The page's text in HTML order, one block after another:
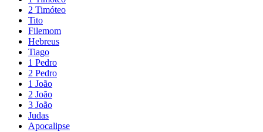
2 Timóteo
Tito
Filemom
Hebreus
Tiago
1 Pedro
2 Pedro
1 João
2 João
3 João
Judas
Apocalipse